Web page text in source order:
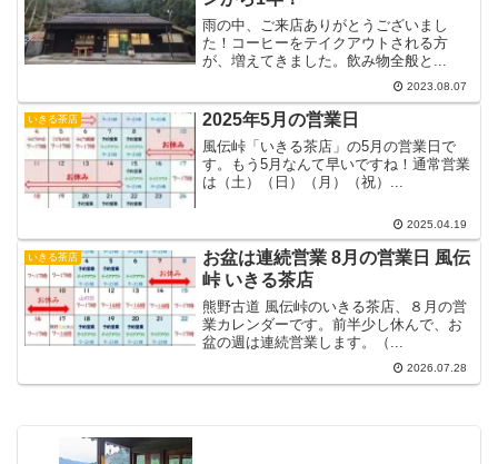
雨の中、ご来店ありがとうございまし
た！コーヒーをテイクアウトされる方
が、増えてきました。飲み物全般と...
2023.08.07
いきる茶店 2025年5月の営業日
風伝峠「いきる茶店」の5月の営業日で
す。もう5月なんて早いですね！通常営業
は（土）（日）（月）（祝）...
2025.04.19
いきる茶店
お盆は連続営業 8月の営業日 風伝
峠 いきる茶店
熊野古道 風伝峠のいきる茶店、８月の営
業カレンダーです。前半少し休んで、お
盆の週は連続営業します。（...
2026.07.28